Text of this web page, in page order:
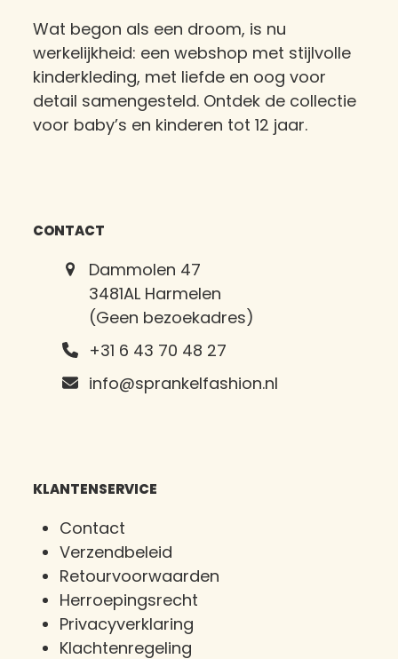
Wat begon als een droom, is nu
werkelijkheid: een webshop met stijlvolle
kinderkleding, met liefde en oog voor
detail samengesteld. Ontdek de collectie
voor baby’s en kinderen tot 12 jaar.
CONTACT
Dammolen 47
3481AL Harmelen
(Geen bezoekadres)
+31 6 43 70 48 27
info@sprankelfashion.nl
KLANTENSERVICE
Contact
Verzendbeleid
Retourvoorwaarden
Herroepingsrecht
Privacyverklaring
Klachtenregeling